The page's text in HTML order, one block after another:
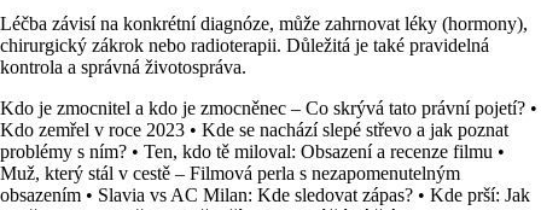
Léčba závisí na konkrétní diagnóze, může zahrnovat léky (hormony),
chirurgický zákrok nebo radioterapii. Důležitá je také pravidelná
kontrola a správná životospráva.
Kdo je zmocnitel a kdo je zmocněnec – Co skrývá tato právní pojetí? •
Kdo zemřel v roce 2023 • Kde se nachází slepé střevo a jak poznat
problémy s ním? • Ten, kdo tě miloval: Obsazení a recenze filmu •
Muž, který stál v cestě – Filmová perla s nezapomenutelným
obsazením • Slavia vs AC Milan: Kde sledovat zápas? • Kde prší: Jak